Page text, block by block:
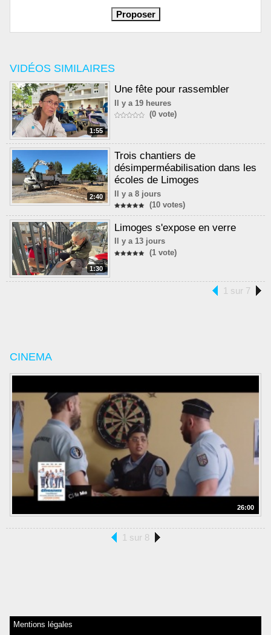
VIDÉOS SIMILAIRES
1:55
Une fête pour rassembler
Il y a 19 heures
(0 vote)
2:40
Trois chantiers de
désimperméabilisation dans les
écoles de Limoges
Il y a 8 jours
(10 votes)
1:30
Limoges s'expose en verre
Il y a 13 jours
(1 vote)
1 sur 7
CINEMA
26:00
1 sur 8
Mentions légales